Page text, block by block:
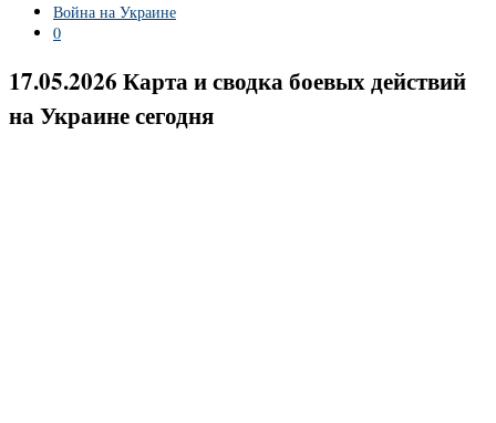
Война на Украине
0
17.05.2026 Карта и сводка боевых действий
на Украине сегодня